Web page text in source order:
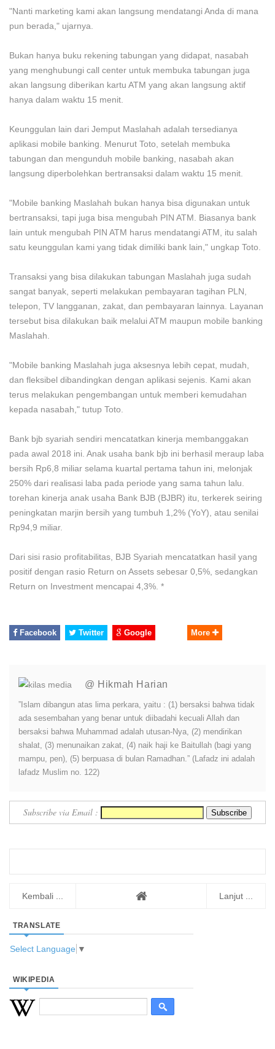
"Nanti marketing kami akan langsung mendatangi Anda di mana
pun berada," ujarnya.
Bukan hanya buku rekening tabungan yang didapat, nasabah
yang menghubungi call center untuk membuka tabungan juga
akan langsung diberikan kartu ATM yang akan langsung aktif
hanya dalam waktu 15 menit.
Keunggulan lain dari Jemput Maslahah adalah tersedianya
aplikasi mobile banking. Menurut Toto, setelah membuka
tabungan dan mengunduh mobile banking, nasabah akan
langsung diperbolehkan bertransaksi dalam waktu 15 menit.
"Mobile banking Maslahah bukan hanya bisa digunakan untuk
bertransaksi, tapi juga bisa mengubah PIN ATM. Biasanya bank
lain untuk mengubah PIN ATM harus mendatangi ATM, itu salah
satu keunggulan kami yang tidak dimiliki bank lain," ungkap Toto.
Transaksi yang bisa dilakukan tabungan Maslahah juga sudah
sangat banyak, seperti melakukan pembayaran tagihan PLN,
telepon, TV langganan, zakat, dan pembayaran lainnya. Layanan
tersebut bisa dilakukan baik melalui ATM maupun mobile banking
Maslahah.
"Mobile banking Maslahah juga aksesnya lebih cepat, mudah,
dan fleksibel dibandingkan dengan aplikasi sejenis. Kami akan
terus melakukan pengembangan untuk memberi kemudahan
kepada nasabah," tutup Toto.
Bank bjb syariah sendiri mencatatkan kinerja membanggakan
pada awal 2018 ini. Anak usaha bank bjb ini berhasil meraup laba
bersih Rp6,8 miliar selama kuartal pertama tahun ini, melonjak
250% dari realisasi laba pada periode yang sama tahun lalu.
torehan kinerja anak usaha Bank BJB (BJBR) itu, terkerek seiring
peningkatan marjin bersih yang tumbuh 1,2% (YoY), atau senilai
Rp94,9 miliar.
Dari sisi rasio profitabilitas, BJB Syariah mencatatkan hasil yang
positif dengan rasio Return on Assets sebesar 0,5%, sedangkan
Return on Investment mencapai 4,3%. *
Facebook Twitter Google More
@ Hikmah Harian
”Islam dibangun atas lima perkara, yaitu : (1) bersaksi bahwa tidak
ada sesembahan yang benar untuk diibadahi kecuali Allah dan
bersaksi bahwa Muhammad adalah utusan-Nya, (2) mendirikan
shalat, (3) menunaikan zakat, (4) naik haji ke Baitullah (bagi yang
mampu, pen), (5) berpuasa di bulan Ramadhan.” (Lafadz ini adalah
lafadz Muslim no. 122)
Subscribe via Email :
Kembali ... Lanjut ...
TRANSLATE
Select Language ▼
WIKIPEDIA